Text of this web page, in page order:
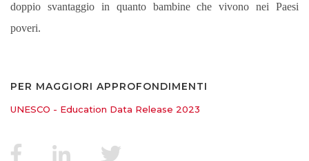
doppio svantaggio in quanto bambine che vivono nei Paesi
poveri.
PER MAGGIORI APPROFONDIMENTI
UNESCO - Education Data Release 2023